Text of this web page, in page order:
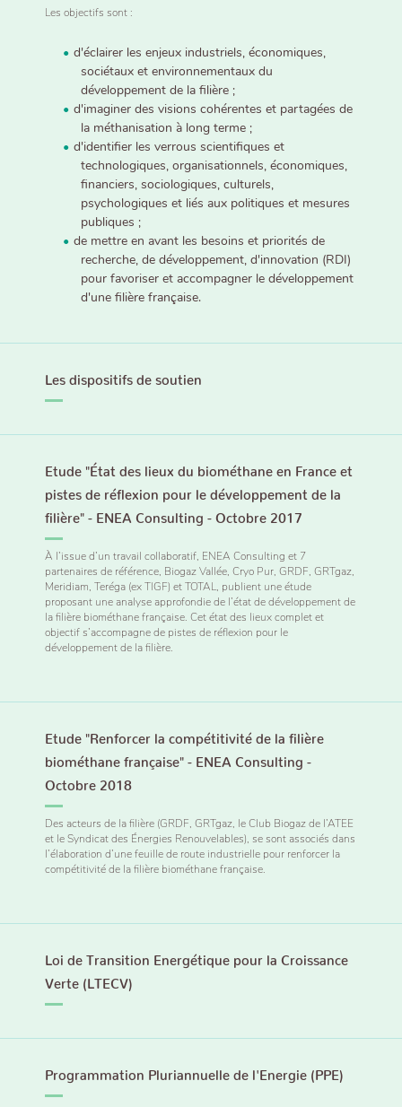
Les objectifs sont :
d'éclairer les enjeux industriels, économiques,
sociétaux et environnementaux du
développement de la filière ;
d'imaginer des visions cohérentes et partagées de
la méthanisation à long terme ;
d'identifier les verrous scientifiques et
technologiques, organisationnels, économiques,
financiers, sociologiques, culturels,
psychologiques et liés aux politiques et mesures
publiques ;
de mettre en avant les besoins et priorités de
recherche, de développement, d'innovation (RDI)
pour favoriser et accompagner le développement
d'une filière française.
Les dispositifs de soutien
Etude "État des lieux du biométhane en France et
pistes de réflexion pour le développement de la
filière" - ENEA Consulting - Octobre 2017
À l’issue d’un travail collaboratif, ENEA Consulting et 7
partenaires de référence, Biogaz Vallée, Cryo Pur, GRDF, GRTgaz,
Meridiam, Teréga (ex TIGF) et TOTAL, publient une étude
proposant une analyse approfondie de l’état de développement de
la filière biométhane française. Cet état des lieux complet et
objectif s’accompagne de pistes de réflexion pour le
développement de la filière.
Etude "Renforcer la compétitivité de la filière
biométhane française" - ENEA Consulting -
Octobre 2018
Des acteurs de la filière (GRDF, GRTgaz, le Club Biogaz de l’ATEE
et le Syndicat des Énergies Renouvelables), se sont associés dans
l’élaboration d’une feuille de route industrielle pour renforcer la
compétitivité de la filière biométhane française.
Loi de Transition Energétique pour la Croissance
Verte (LTECV)
Programmation Pluriannuelle de l'Energie (PPE)